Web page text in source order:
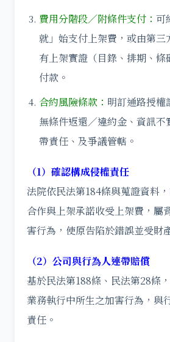
費用分階段／附條件支付： 可
就」始支付上架費，或由第三
有上架實證（目錄、排期、
付款。
合約風險條款： 明訂通路授權
無條件返還／違約金、資訊不
帶責任、及爭議管轄。
（1）確認構成侵權責任
法院依民法第184條與蒐證資料
合作與上架承諾收受上架費，屬
害行為，使原告陷於錯誤並受財
（2）公司與行為人連帶賠償
基於民法第188條、民法第28條
業務執行中所生之加害行為，與
責任。